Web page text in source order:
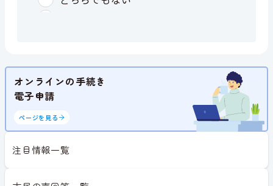
オンラインの手続き
電子申請
ページを見る
注目情報一覧